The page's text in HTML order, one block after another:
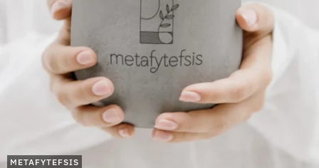
METAFYTEFSIS